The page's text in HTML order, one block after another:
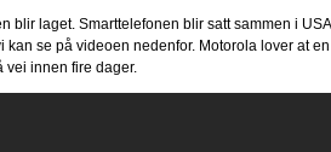
blir laget. Smarttelefonen blir satt sammen i
se på videoen nedenfor. Motorola lover at
innen fire dager.